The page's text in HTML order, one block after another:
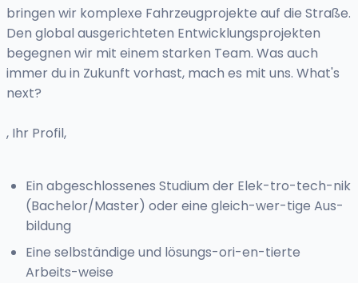
bringen wir komplexe Fahrzeugprojekte auf die Straße.
Den global ausgerichteten Entwicklungsprojekten
begegnen wir mit einem starken Team. Was auch
immer du in Zukunft vorhast, mach es mit uns. What's
next?
, Ihr Profil,
Ein abgeschlossenes Studium der Elek-tro-tech-nik
(Bachelor/Master) oder eine gleich-wer-tige Aus-
bildung
Eine selbständige und lösungs-ori-en-tierte
Arbeits-weise